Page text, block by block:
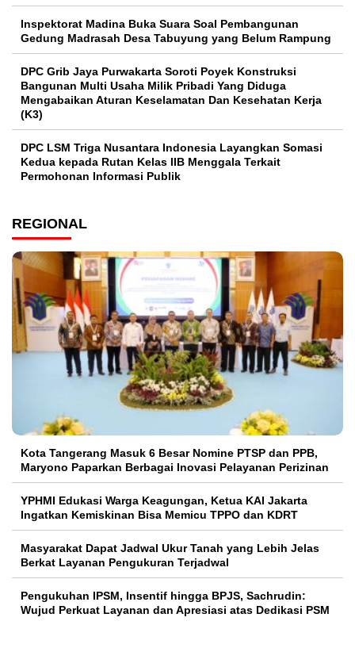
Inspektorat Madina Buka Suara Soal Pembangunan
Gedung Madrasah Desa Tabuyung yang Belum Rampung
DPC Grib Jaya Purwakarta Soroti Poyek Konstruksi
Bangunan Multi Usaha Milik Pribadi Yang Diduga
Mengabaikan Aturan Keselamatan Dan Kesehatan Kerja
(K3)
DPC LSM Triga Nusantara Indonesia Layangkan Somasi
Kedua kepada Rutan Kelas IIB Menggala Terkait
Permohonan Informasi Publik
REGIONAL
Kota Tangerang Masuk 6 Besar Nomine PTSP dan PPB,
Maryono Paparkan Berbagai Inovasi Pelayanan Perizinan
YPHMI Edukasi Warga Keagungan, Ketua KAI Jakarta
Ingatkan Kemiskinan Bisa Memicu TPPO dan KDRT
Masyarakat Dapat Jadwal Ukur Tanah yang Lebih Jelas
Berkat Layanan Pengukuran Terjadwal
Pengukuhan IPSM, Insentif hingga BPJS, Sachrudin:
Wujud Perkuat Layanan dan Apresiasi atas Dedikasi PSM